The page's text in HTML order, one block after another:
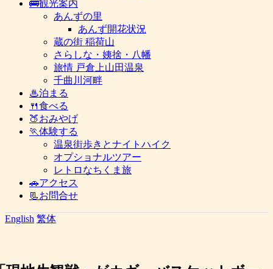
🚌観光案内
あんずの里
あんず開花状況
蔵の街 稲荷山
さらしな・姨捨・八幡
旅情 戸倉上山田温泉
千曲川河畔
♨泊まる
🍴食べる
🍑おみやげ
🏃体験する
温泉街歩きとナイトハイク
オプショナルツアー
レトロなちくま旅
🚗アクセス
📃お問合せ
English 繁体